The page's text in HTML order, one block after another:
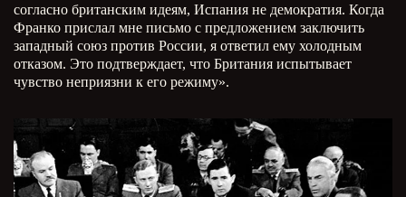
согласно британским идеям, Испания не демократия. Когда
Франко прислал мне письмо с предложением заключить
западный союз против России, я ответил ему холодным
отказом. Это подтверждает, что Британия испытывает
чувство неприязни к его режиму».